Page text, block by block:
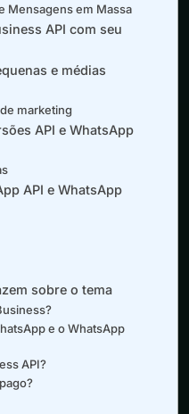
Mensagens em Massa
API com seu
e médias
marketing
API e WhatsApp
API e WhatsApp
sobre o tema
e o WhatsApp
API?